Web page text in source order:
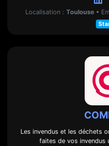
Localisation : Toulouse •
Les invendus et les déchets
faites de vos invendus